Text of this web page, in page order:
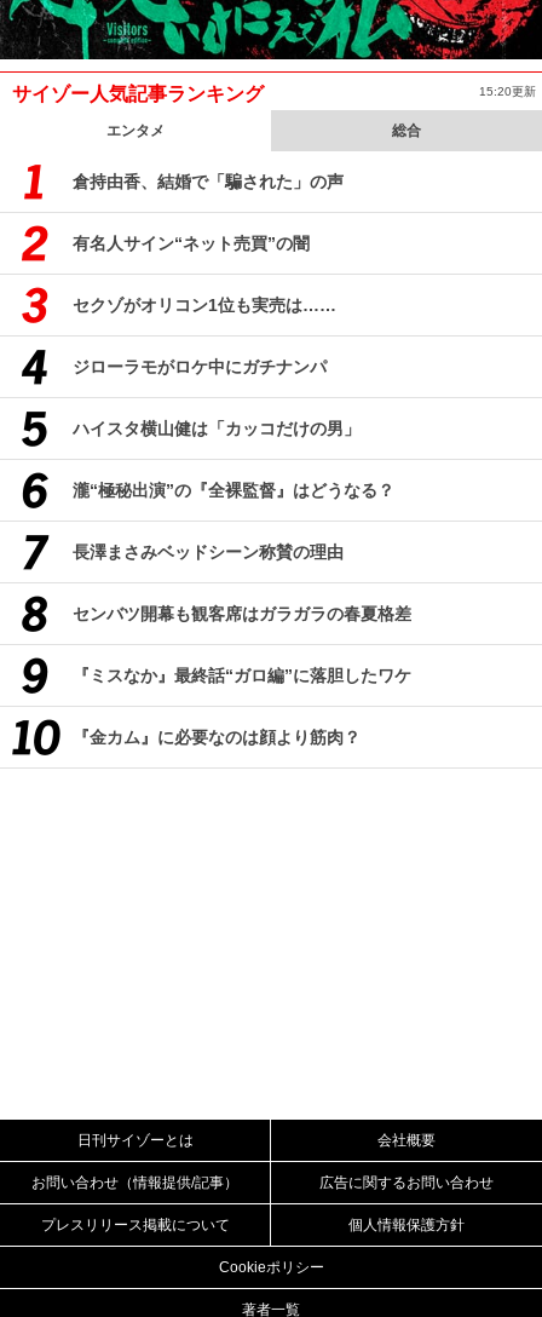
サイゾー人気記事ランキング 15:20更新
エンタメ 総合
倉持由香、結婚で「騙された」の声
有名人サイン“ネット売買”の闇
セクゾがオリコン1位も実売は……
ジローラモがロケ中にガチナンパ
ハイスタ横山健は「カッコだけの男」
瀧“極秘出演”の『全裸監督』はどうなる？
長澤まさみベッドシーン称賛の理由
センバツ開幕も観客席はガラガラの春夏格差
『ミスなか』最終話“ガロ編”に落胆したワケ
『金カム』に必要なのは顔より筋肉？
日刊サイゾーとは 会社概要
お問い合わせ（情報提供/記事） 広告に関するお問い合わせ
プレスリリース掲載について 個人情報保護方針
Cookieポリシー
著者一覧